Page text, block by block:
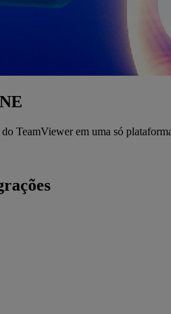
TeamViewer em uma só